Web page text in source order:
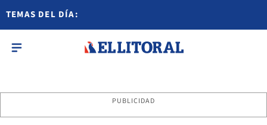
TEMAS DEL DÍA:
PUBLICIDAD